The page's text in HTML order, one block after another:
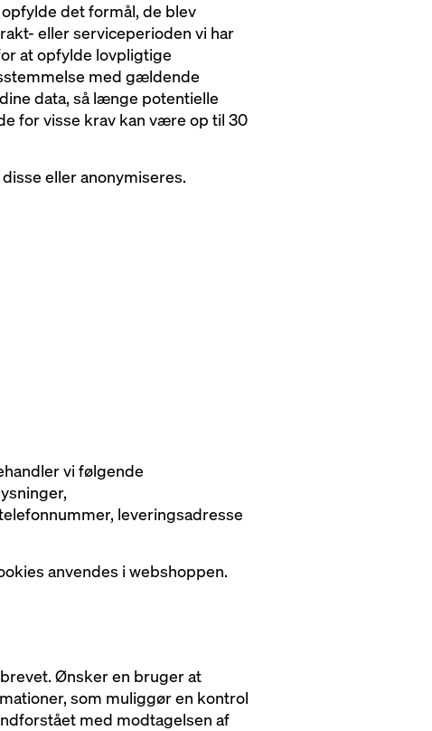
det formål, de blev
eller serviceperioden vi har
at opfylde lovpligtige
med gældende
data, så længe potentielle
for visse krav kan være op til 30
eller anonymiseres.
vi følgende
leveringsadresse
anvendes i webshoppen.
Ønsker en bruger at
som muliggør en kontrol
med modtagelsen af